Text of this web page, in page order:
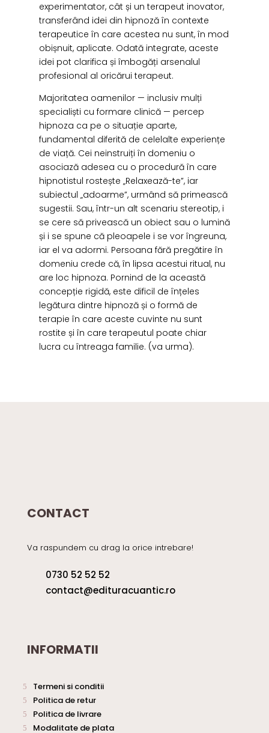
experimentator, cât și un terapeut inovator,
transferând idei din hipnoză în contexte
terapeutice în care acestea nu sunt, în mod
obișnuit, aplicate. Odată integrate, aceste
idei pot clarifica și îmbogăți arsenalul
profesional al oricărui terapeut.
Majoritatea oamenilor — inclusiv mulți
specialiști cu formare clinică — percep
hipnoza ca pe o situație aparte,
fundamental diferită de celelalte experiențe
de viață. Cei neinstruiți în domeniu o
asociază adesea cu o procedură în care
hipnotistul rostește „Relaxează-te”, iar
subiectul „adoarme”, urmând să primească
sugestii. Sau, într-un alt scenariu stereotip, i
se cere să privească un obiect sau o lumină
și i se spune că pleoapele i se vor îngreuna,
iar el va adormi. Persoana fără pregătire în
domeniu crede că, în lipsa acestui ritual, nu
are loc hipnoza. Pornind de la această
concepție rigidă, este dificil de înțeles
legătura dintre hipnoză și o formă de
terapie în care aceste cuvinte nu sunt
rostite și în care terapeutul poate chiar
lucra cu întreaga familie. (va urma).
CONTACT
Va raspundem cu drag la orice intrebare!
0730 52 52 52
contact@edituracuantic.ro
INFORMATII
Termeni si conditii
Politica de retur
Politica de livrare
Modalitate de plata